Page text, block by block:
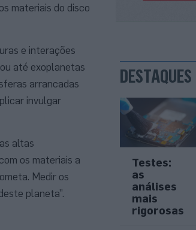
materiais do disco
e interações
até exoplanetas
arrancadas
invulgar
altas
os materiais a
Medir os
planeta”.
DESTAQUES
Testes:
as
análises
mais
rigorosas